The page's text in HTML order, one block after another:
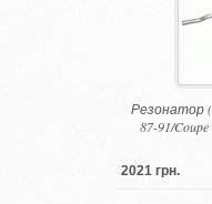
Резонатор
87-91/
2021 грн.